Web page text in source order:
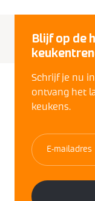
Blijf op de
Schrijf je nu
ontvang het
keukens.